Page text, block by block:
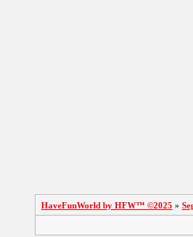
HaveFunWorld by HFW™ ©2025 »